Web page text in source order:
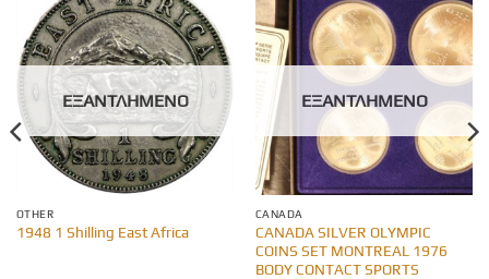
ΕΞΑΝΤΛΗΜΈΝΟ
OTHER
1948 1 Shilling East Africa
ΕΞΑΝΤΛΗΜΈΝΟ
CANADA
CANADA SILVER OLYMPIC
COINS SET MONTREAL 1976
BODY CONTACT SPORTS